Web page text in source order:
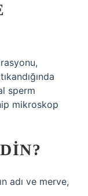
sperm
mikroskop
adı ve merve,